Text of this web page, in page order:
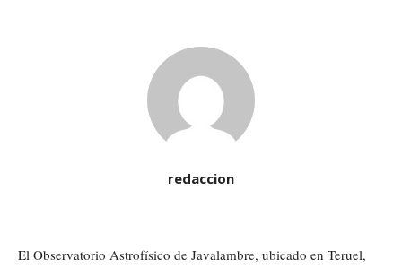
redaccion
El Observatorio Astrofísico de Javalambre, ubicado en Teruel,